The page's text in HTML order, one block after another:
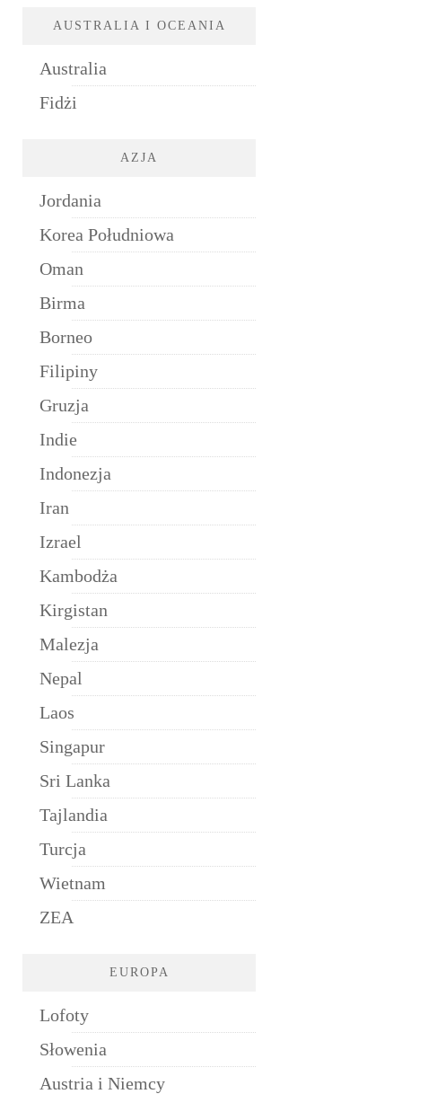
AUSTRALIA I OCEANIA
Australia
Fidżi
AZJA
Jordania
Korea Południowa
Oman
Birma
Borneo
Filipiny
Gruzja
Indie
Indonezja
Iran
Izrael
Kambodża
Kirgistan
Malezja
Nepal
Laos
Singapur
Sri Lanka
Tajlandia
Turcja
Wietnam
ZEA
EUROPA
Lofoty
Słowenia
Austria i Niemcy